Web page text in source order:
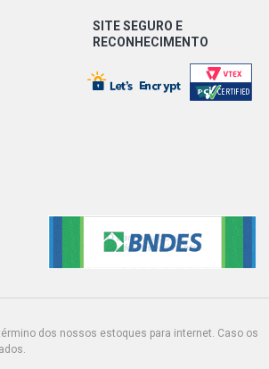
MODELO
MODELO
SITE SEGURO E
RECONHECIMENTO
dos nossos estoques para internet. Caso os